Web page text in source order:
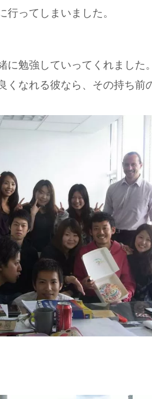
行ってしまいました。
に勉強していってくれました。
くなれる彼なら、その持ち前